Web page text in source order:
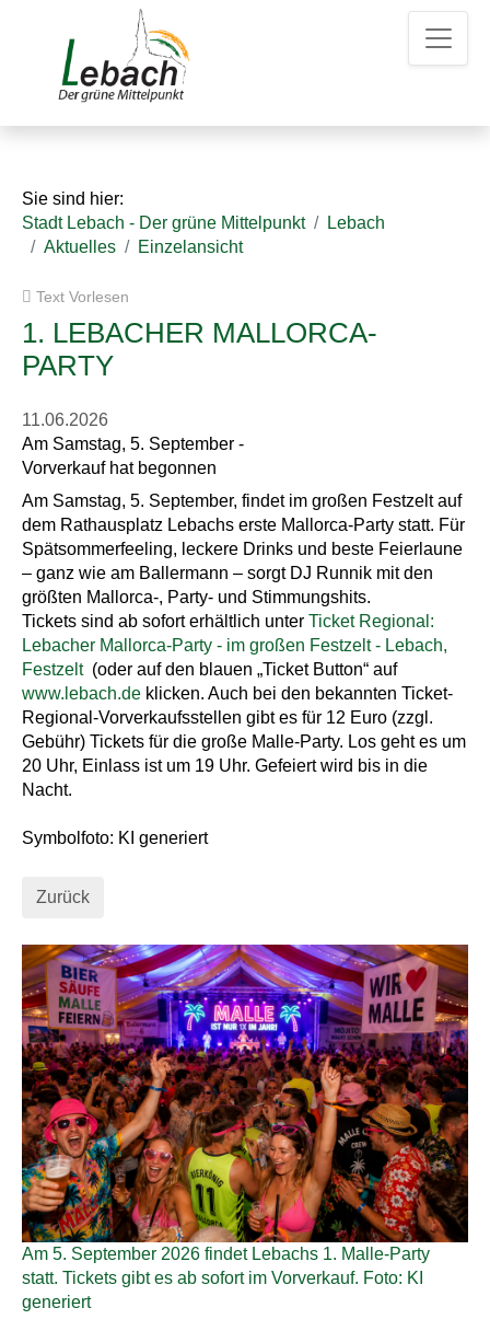
u
h
K
Sie sind hier:
Stadt Lebach - Der grüne Mittelpunkt
Lebach
Aktuelles
Einzelansicht
Text Vorlesen
1. LEBACHER MALLORCA-
PARTY
11.06.2026
Am Samstag, 5. September -
Vorverkauf hat begonnen
Am Samstag, 5. September, findet im großen Festzelt auf
dem Rathausplatz Lebachs erste Mallorca-Party statt. Für
Spätsommerfeeling, leckere Drinks und beste Feierlaune
– ganz wie am Ballermann – sorgt DJ Runnik mit den
größten Mallorca-, Party- und Stimmungshits.
Tickets sind ab sofort erhältlich unter Ticket Regional:
Lebacher Mallorca-Party - im großen Festzelt - Lebach,
Festzelt (oder auf den blauen „Ticket Button“ auf
www.lebach.de klicken. Auch bei den bekannten Ticket-
Regional-Vorverkaufsstellen gibt es für 12 Euro (zzgl.
Gebühr) Tickets für die große Malle-Party. Los geht es um
20 Uhr, Einlass ist um 19 Uhr. Gefeiert wird bis in die
Nacht.
Symbolfoto: KI generiert
Zurück
Am 5. September 2026 findet Lebachs 1. Malle-Party
statt. Tickets gibt es ab sofort im Vorverkauf. Foto: KI
generiert